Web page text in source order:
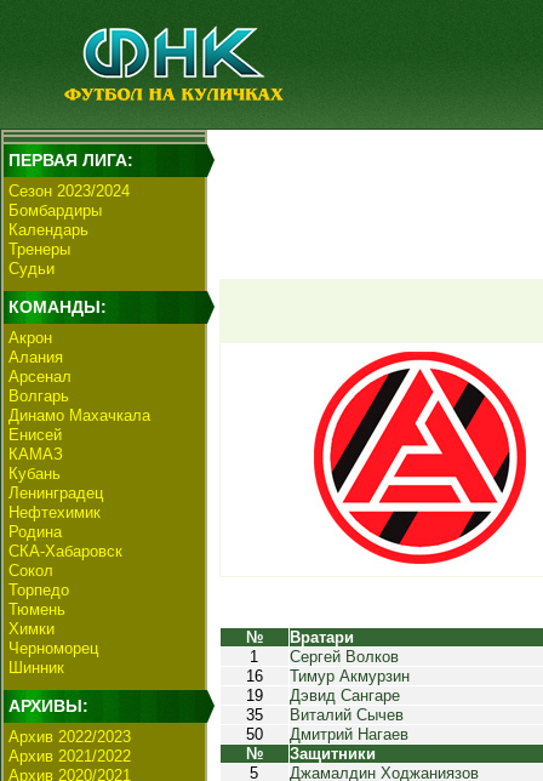
ПЕРВАЯ ЛИГА:
Сезон 2023/2024
Бомбардиры
Календарь
Тренеры
Судьи
КОМАНДЫ:
Акрон
Алания
Арсенал
Волгарь
Динамо Махачкала
Енисей
КАМАЗ
Кубань
Ленинградец
Нефтехимик
Родина
СКА-Хабаровск
Сокол
Торпедо
Тюмень
Химки
Черноморец
Шинник
АРХИВЫ:
Архив 2022/2023
Архив 2021/2022
Архив 2020/2021
№
Вратари
1
Сергей Волков
16
Тимур Акмурзин
19
Дэвид Сангаре
35
Виталий Сычев
50
Дмитрий Нагаев
№
Защитники
5
Джамалдин Ходжаниязов